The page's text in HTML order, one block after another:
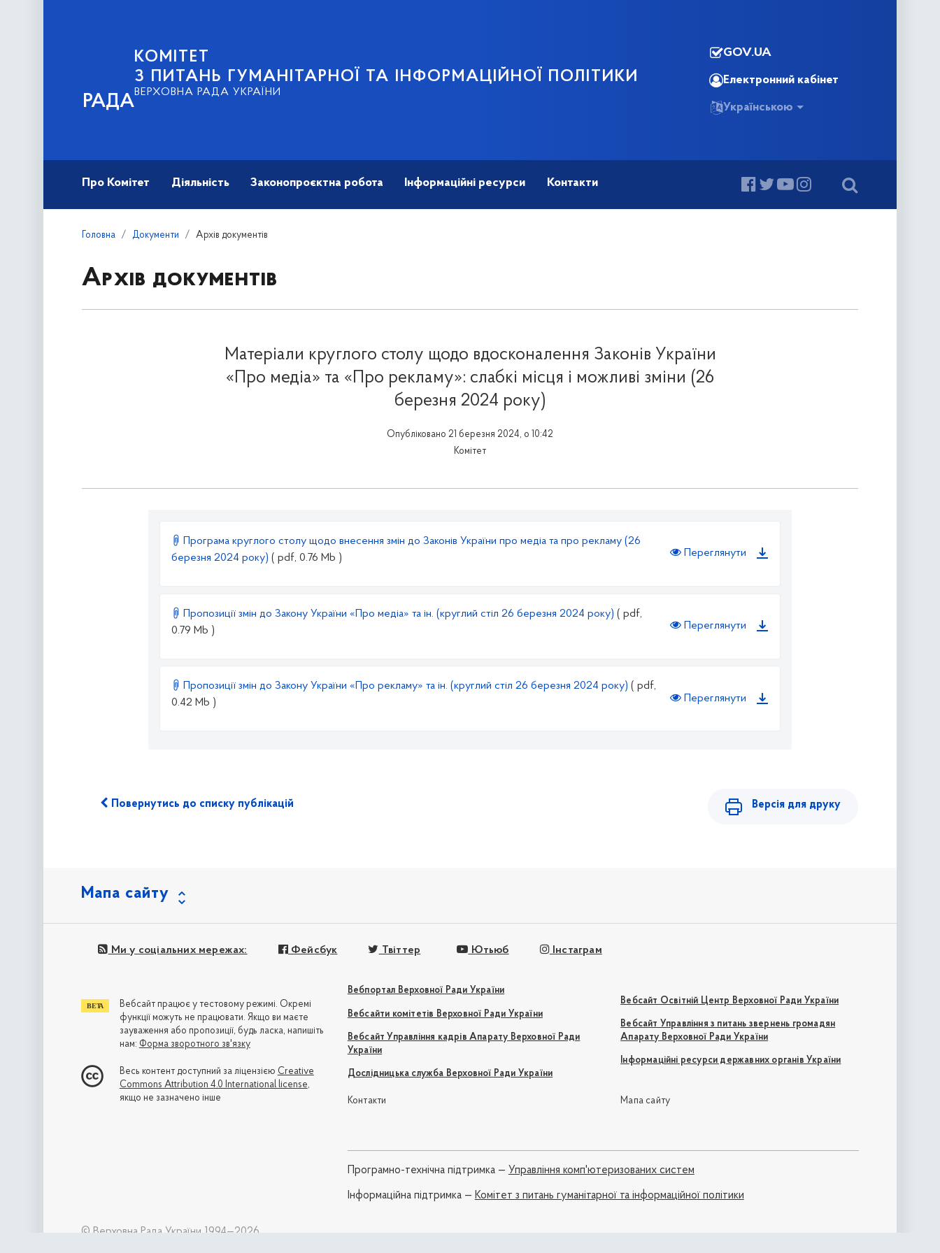
РАДА
КОМІТЕТ
З ПИТАНЬ ГУМАНІТАРНОЇ ТА ІНФОРМАЦІЙНОЇ ПОЛІТИКИ
ВЕРХОВНА РАДА УКРАЇНИ
GOV.UA
Електронний кабінет
Українською
Про Комітет Діяльність Законопроєктна робота Інформаційні ресурси Контакти
Головна Документи Архів документів
Архів документів
Матеріали круглого столу щодо вдосконалення Законів України
«Про медіа» та «Про рекламу»: слабкі місця і можливі зміни (26
березня 2024 року)
Опубліковано 21 березня 2024, о 10:42
Комітет
Програма круглого столу щодо внесення змін до Законів України про медіа та про рекламу (26
березня 2024 року) ( pdf, 0.76 Mb ) Переглянути
Пропозиції змін до Закону України «Про медіа» та ін. (круглий стіл 26 березня 2024 року) ( pdf,
0.79 Mb )
Переглянути
Пропозиції змін до Закону України «Про рекламу» та ін. (круглий стіл 26 березня 2024 року) ( pdf,
0.42 Mb )
Переглянути
Повернутись до списку публікацій Версія для друку
Мапа сайту
Ми у соціальних мережах: Фейсбук Твіттер Ютьюб Інстаграм
Вебпортал Верховної Ради України
Вебсайти комітетів Верховної Ради України
Вебсайт Управління кадрів Апарату Верховної Ради
України
Дослідницька служба Верховної Ради України
Вебсайт Освітній Центр Верховної Ради України
Вебсайт Управління з питань звернень громадян
Апарату Верховної Ради України
Інформаційні ресурси державних органів України
Контакти Мапа сайту
Програмно-технічна підтримка — Управління комп'ютеризованих систем
Iнформаційна підтримка — Комітет з питань гуманітарної та інформаційної політики
Вебсайт працює у тестовому режимі. Окремі
функції можуть не працювати. Якщо ви маєте
зауваження або пропозиції, будь ласка, напишіть
нам: Форма зворотного зв'язку
Весь контент доступний за ліцензією Creative
Commons Attribution 4.0 International license,
якщо не зазначено інше
© Верховна Рада України 1994—2026